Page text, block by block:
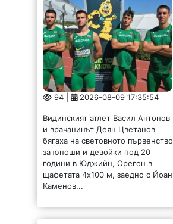
94 | 2026-08-09 17:35:54
Видинският атлет Васил Антонов
и врачанинът Деян Цветанов
бягаха на световното първенство
за юноши и девойки под 20
години в Юджийн, Орегон в
щафетата 4х100 м, заедно с Йоан
Каменов...